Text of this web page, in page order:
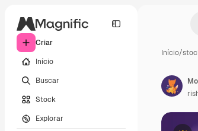
Criar
Início
Buscar
Stock
Explorar
Início/